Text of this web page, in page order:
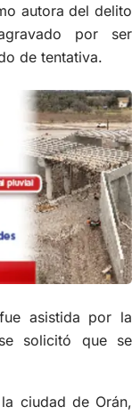
autora del delito
por ser
de tentativa.
asistida por la
solicitó que se
ciudad de Orán,